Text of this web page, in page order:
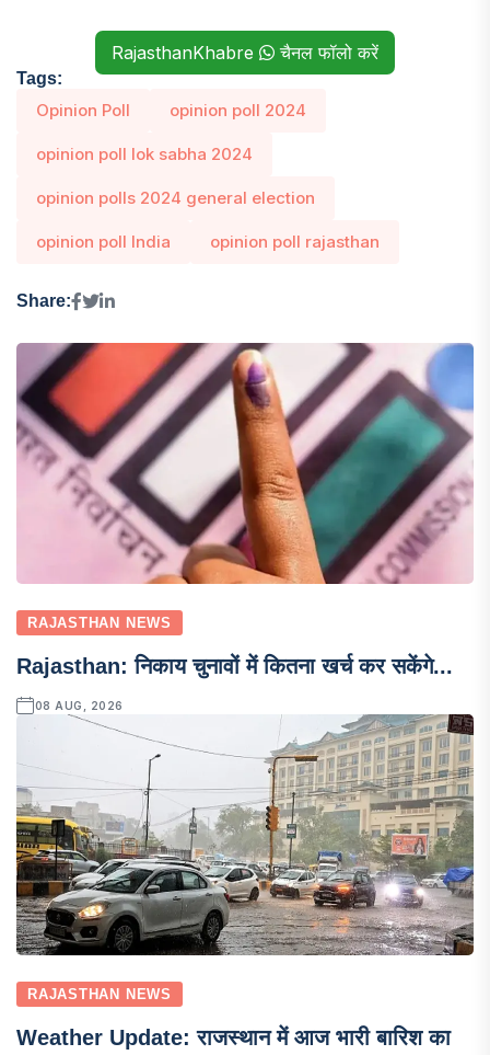
RajasthanKhabre चैनल फॉलो करें
Tags:
Opinion Poll opinion poll 2024
opinion poll lok sabha 2024
opinion polls 2024 general election
opinion poll India opinion poll rajasthan
Share:
RAJASTHAN NEWS
Rajasthan: निकाय चुनावों में कितना खर्च कर सकेंगे...
08 AUG, 2026
RAJASTHAN NEWS
Weather Update: राजस्थान में आज भारी बारिश का